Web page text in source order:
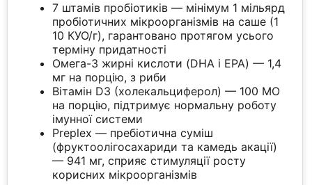
7 штамів пробіотиків — мінімум 1 мільярд
пробіотичних мікроорганізмів на саше (1
10 КУО/г), гарантовано протягом усього
терміну придатності
Омега-3 жирні кислоти (DHA і EPA) — 1,4
мг на порцію, з риби
Вітамін D3 (холекальциферол) — 100 МО
на порцію, підтримує нормальну роботу
імунної системи
Preplex — пребіотична суміш
(фруктоолігосахариди та камедь акації)
— 941 мг, сприяє стимуляції росту
корисних мікроорганізмів